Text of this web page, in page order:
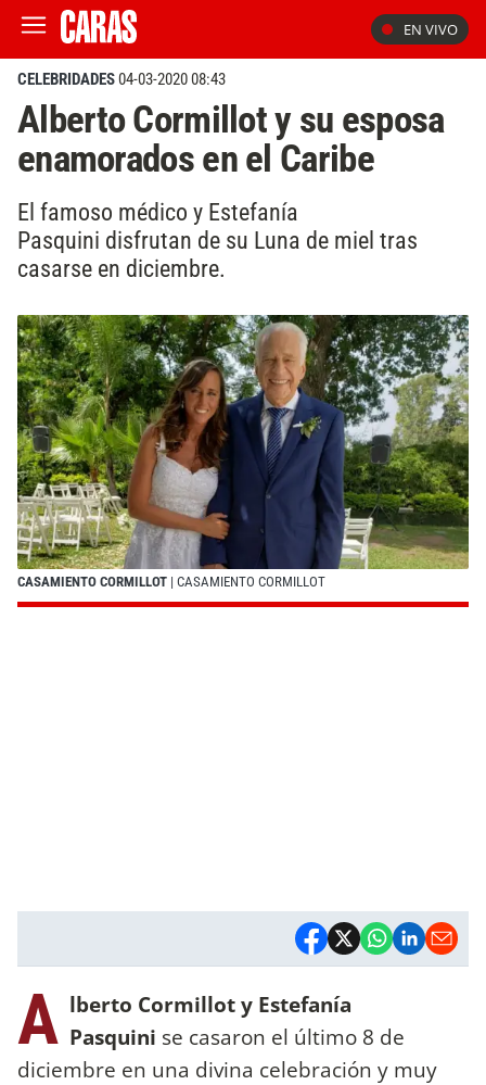
EN VIVO
CELEBRIDADES04-03-2020 08:43
Alberto Cormillot y su esposa
enamorados en el Caribe
El famoso médico y Estefanía
Pasquini disfrutan de su Luna de miel tras
casarse en diciembre.
CASAMIENTO CORMILLOT | CASAMIENTO CORMILLOT
A lberto Cormillot y Estefanía
Pasquini se casaron el último 8 de
diciembre en una divina celebración y muy